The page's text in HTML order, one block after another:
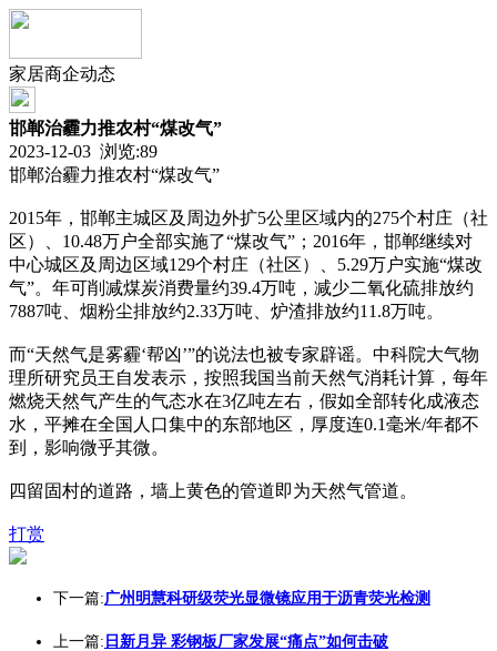
家居商企动态
邯郸治霾力推农村“煤改气”
2023-12-03 浏览:89
邯郸治霾力推农村“煤改气”
2015年，邯郸主城区及周边外扩5公里区域内的275个村庄（社
区）、10.48万户全部实施了“煤改气”；2016年，邯郸继续对
中心城区及周边区域129个村庄（社区）、5.29万户实施“煤改
气”。年可削减煤炭消费量约39.4万吨，减少二氧化硫排放约
7887吨、烟粉尘排放约2.33万吨、炉渣排放约11.8万吨。
而“天然气是雾霾‘帮凶’”的说法也被专家辟谣。中科院大气物
理所研究员王自发表示，按照我国当前天然气消耗计算，每年
燃烧天然气产生的气态水在3亿吨左右，假如全部转化成液态
水，平摊在全国人口集中的东部地区，厚度连0.1毫米/年都不
到，影响微乎其微。
四留固村的道路，墙上黄色的管道即为天然气管道。
打赏
下一篇:广州明慧科研级荧光显微镜应用于沥青荧光检测
上一篇: 日新月异 彩钢板厂家发展“痛点”如何击破